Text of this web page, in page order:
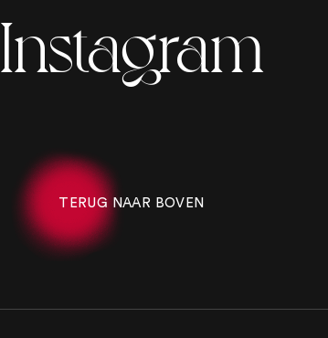
Instagram
TERUG NAAR BOVEN